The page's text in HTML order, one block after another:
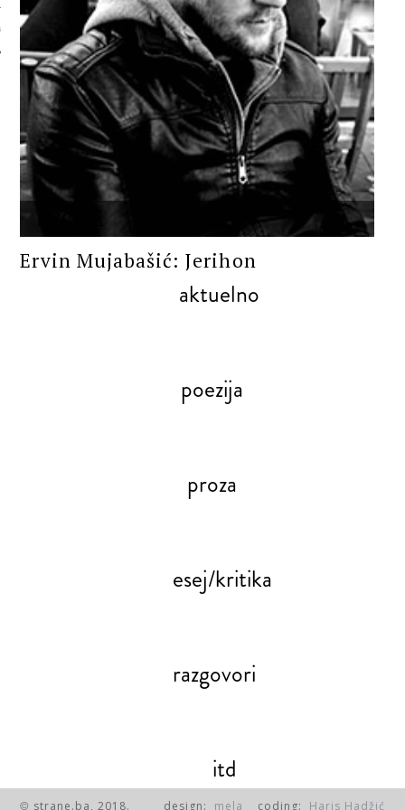
Ervin Mujabašić: Jerihon
aktuelno
poezija
proza
esej/kritika
razgovori
itd
© strane.ba, 2018. design: mela coding: Haris Hadžić